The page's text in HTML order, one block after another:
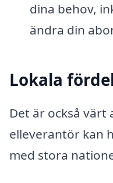
dina behov,
ändra din
Lokala
Det är också värt
elleverantör kan
med stora